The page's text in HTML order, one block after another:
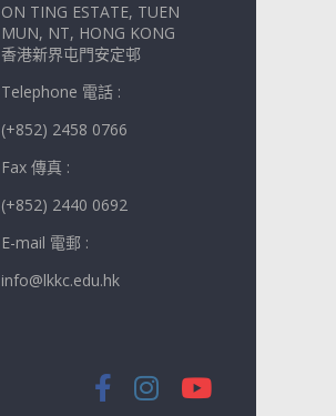
ON TING ESTATE, TUEN
MUN, NT, HONG KONG
香港新界屯門安定邨
Telephone 電話 :
(+852) 2458 0766
Fax 傳真 :
(+852) 2440 0692
E-mail 電郵 :
info@lkkc.edu.hk